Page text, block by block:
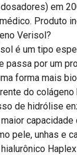
em
Produto
Verisol?
é um tipo
passa por um
forma mais
do
de hidrólise
pele, unhas e